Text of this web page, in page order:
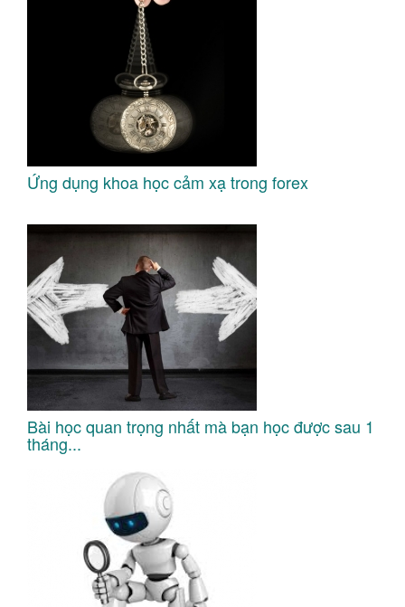
Ứng dụng khoa học cảm xạ trong forex
Bài học quan trọng nhất mà bạn học được sau 1
tháng...